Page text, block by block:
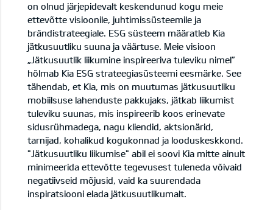
on olnud järjepidevalt keskendunud kogu meie
ettevõtte visioonile, juhtimissüsteemile ja
brändistrateegiale. ESG süsteem määratleb Kia
jätkusuutliku suuna ja väärtuse. Meie visioon
„Jätkusuutlik liikumine inspireeriva tuleviku nimel”
hõlmab Kia ESG strateegiasüsteemi eesmärke. See
tähendab, et Kia, mis on muutumas jätkusuutliku
mobiilsuse lahenduste pakkujaks, jätkab liikumist
tuleviku suunas, mis inspireerib koos erinevate
sidusrühmadega, nagu kliendid, aktsionärid,
tarnijad, kohalikud kogukonnad ja looduskeskkond.
"Jätkusuutliku liikumise" abil ei soovi Kia mitte ainult
minimeerida ettevõtte tegevusest tuleneda võivaid
negatiivseid mõjusid, vaid ka suurendada
inspiratsiooni elada jätkusuutlikumalt.